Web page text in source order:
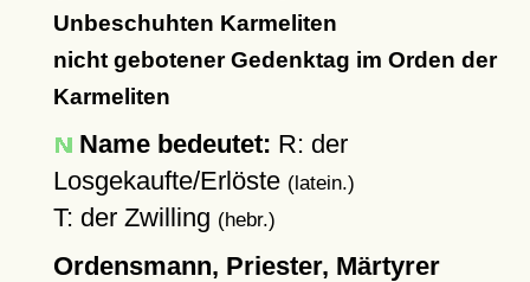
Unbeschuhten Karmeliten
nicht gebotener Gedenktag im Orden der
Karmeliten
Name bedeutet: R: der
Losgekaufte/Erlöste (latein.)
T: der Zwilling (hebr.)
Ordensmann, Priester, Märtyrer